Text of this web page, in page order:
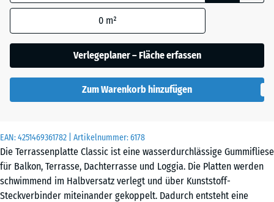
EAN:4251469361782 | Artikelnummer:6178
Die Terrassenplatte Classic ist eine wasserdurchlässige Gummifliese
für Balkon, Terrasse, Dachterrasse und Loggia. Die Platten werden
schwimmend im Halbversatz verlegt und über Kunststoff-
Steckverbinder miteinander gekoppelt. Dadurch entsteht eine
Abmessung wird
Produktdaten nicht
anders angegeben)
für die
Bedarfsberechnung
x
50
x 3
cm
0 m²
Verlegeplaner – Fläche erfassen
Zum Warenkorb hinzufügen